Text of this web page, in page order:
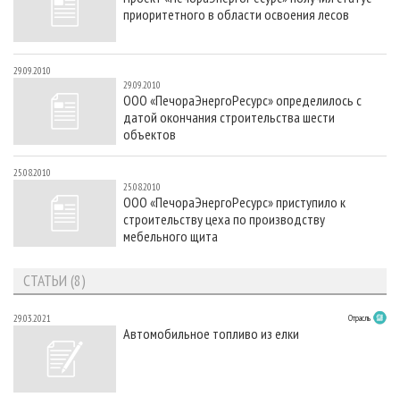
приоритетного в области освоения лесов
29.09.2010
29.09.2010
ООО «ПечораЭнергоРесурс» определилось с
датой окончания строительства шести
объектов
25.08.2010
25.08.2010
ООО «ПечораЭнергоРесурс» приступило к
строительству цеха по производству
мебельного щита
СТАТЬИ (8)
29.03.2021 Отрасль
Автомобильное топливо из елки